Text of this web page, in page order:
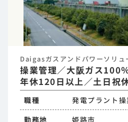
Daigasガスアンドパワーソリュ
操業管理／大阪ガス100
年休120日以上／土日祝
職種
発電プラント
勤務地
姫路市